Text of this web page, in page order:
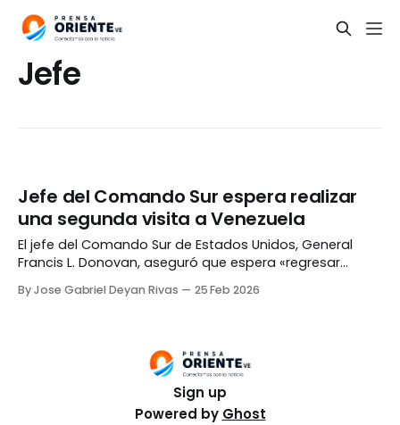
Jefe
Jefe del Comando Sur espera realizar
una segunda visita a Venezuela
El jefe del Comando Sur de Estados Unidos, General
Francis L. Donovan, aseguró que espera «regresar
anunciado por el presidente Donald Trump. «La
seguridad interna de Venezuela,
By Jose Gabriel Deyan Rivas 25 Feb 2026
Sign up
Powered by Ghost